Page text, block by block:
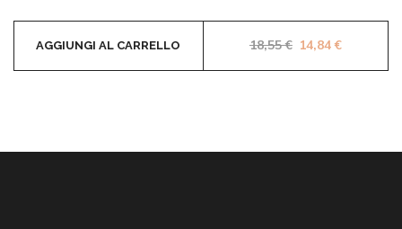
18,55€ Il prezzo
14,84€Il prezzo
AGGIUNGI AL CARRELLO